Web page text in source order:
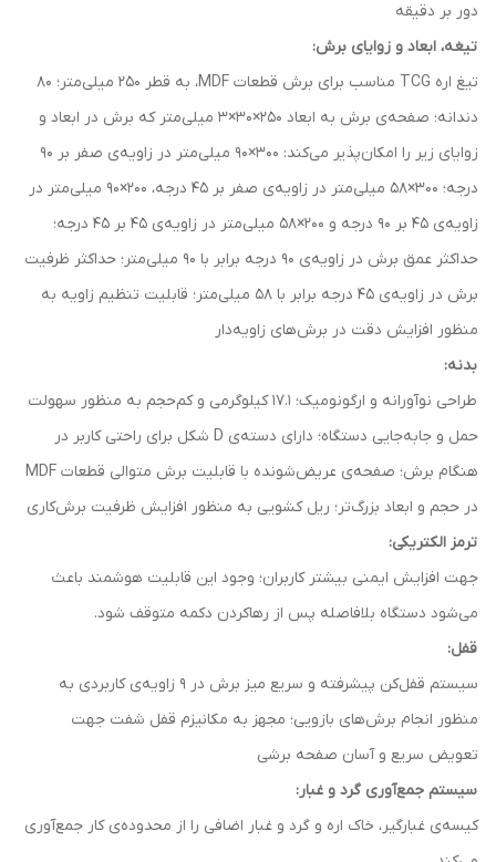
دور بر دقیقه
تیغه، ابعاد و زوایای برش:
تیغ اره TCG مناسب برای برش قطعات MDF، به قطر 250 میلی‌متر؛ 80
دندانه؛ صفحه‌ی برش به ابعاد 250×30×3 میلی‌متر که برش در ابعاد و
زوایای زیر را امکان‌پذیر می‌کند: 300×90 میلی‌متر در زاویه‌ی صفر بر 90
درجه؛ 300×58 میلی‌متر در زاویه‌ی صفر بر 45 درجه، 200×90 میلی‌متر در
زاویه‌ی 45 بر 90 درجه و 200×58 میلی‌متر در زاویه‌ی 45 بر 45 درجه؛
حداکثر عمق برش در زاویه‌ی 90 درجه برابر با 90 میلی‌متر؛ حداکثر ظرفیت
برش در زاویه‌ی 45 درجه برابر با 58 میلی‌متر؛ قابلیت تنظیم زاویه به
منظور افزایش دقت در برش‌های زاویه‌دار
بدنه:
طراحی نوآورانه و ارگونومیک؛ 17.1 کیلوگرمی و کم‌حجم به منظور سهولت
حمل و جابه‌جایی دستگاه؛ دارای دسته‌ی D شکل برای راحتی کاربر در
هنگام برش؛ صفحه‌ی عریض‌شونده با قابلیت برش متوالی قطعات MDF
در حجم و ابعاد بزرگ‌تر؛ ریل‌ کشویی به منظور افزایش ظرفیت برش‌کاری
ترمز الکتریکی:
جهت افزایش ایمنی بیشتر کاربران؛ وجود این قابلیت هوشمند باعث
می‌شود دستگاه بلافاصله پس از رهاکردن دکمه متوقف شود.
قفل:
سیستم قفل‌کن پیشرفته و سریع میز برش در 9 زاویه‌ی کاربردی به
منظور انجام برش‌های بازویی؛ مجهز به مکانیزم قفل شفت جهت
تعویض سریع و آسان صفحه برشی
سیستم جمع‌آوری گرد و غبار:
کیسه‌ی غبارگیر، خاک اره و گرد و غبار اضافی را از محدوده‌ی کار جمع‌آوری